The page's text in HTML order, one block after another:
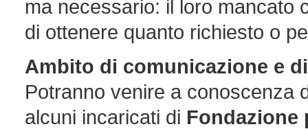
ma necessario: il loro mancato
di ottenere quanto richiesto o
Ambito di comunicazione e
Potranno venire a conoscenza
alcuni incaricati di Fondazione